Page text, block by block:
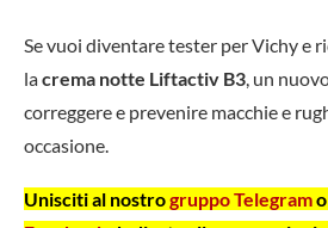
Se vuoi diventare tester per Vichy e
lacrema notte Liftactiv B3, un
correggere e prevenire macchie e
occasione.
Unisciti al nostrogruppo Telegram